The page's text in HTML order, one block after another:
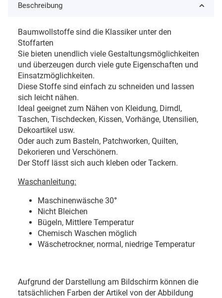
Beschreibung
Baumwollstoffe sind die Klassiker unter den
Stoffarten
Sie bieten unendlich viele Gestaltungsmöglichkeiten
und überzeugen durch viele gute Eigenschaften und
Einsatzmöglichkeiten.
Diese Stoffe sind einfach zu schneiden und lassen
sich leicht nähen.
Ideal geeignet zum Nähen von Kleidung, Dirndl,
Taschen, Tischdecken, Kissen, Vorhänge, Utensilien,
Dekoartikel usw.
Oder auch zum Basteln, Patchworken, Quilten,
Dekorieren und Verschönern.
Der Stoff lässt sich auch kleben oder Tackern.
Waschanleitung:
Maschinenwäsche 30°
Nicht Bleichen
Bügeln, Mittlere Temperatur
Chemisch Waschen möglich
Wäschetrockner, normal, niedrige Temperatur
Aufgrund der Darstellung am Bildschirm können die
tatsächlichen Farben der Artikel von der Abbildung